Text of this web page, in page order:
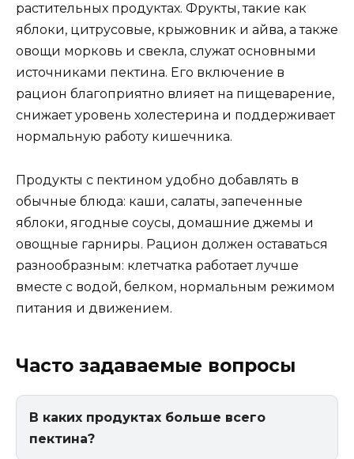
растительных продуктах. Фрукты, такие как
яблоки, цитрусовые, крыжовник и айва, а также
овощи морковь и свекла, служат основными
источниками пектина. Его включение в
рацион благоприятно влияет на пищеварение,
снижает уровень холестерина и поддерживает
нормальную работу кишечника.
Продукты с пектином удобно добавлять в
обычные блюда: каши, салаты, запеченные
яблоки, ягодные соусы, домашние джемы и
овощные гарниры. Рацион должен оставаться
разнообразным: клетчатка работает лучше
вместе с водой, белком, нормальным режимом
питания и движением.
Часто задаваемые вопросы
В каких продуктах больше всего
пектина?